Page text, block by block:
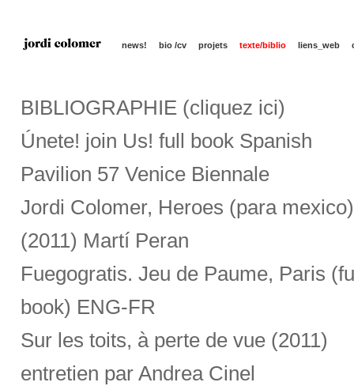
news! bio /cv projets texte/biblio liens_web
BIBLIOGRAPHIE (cliquez ici)
Únete! join Us! full book Spanish
Pavilion 57 Venice Biennale
Jordi Colomer, Heroes (para mexico)
(2011) Martí Peran
Fuegogratis. Jeu de Paume, Paris
book) ENG-FR
Sur les toits, à perte de vue (2011)
entretien par Andrea Cinel